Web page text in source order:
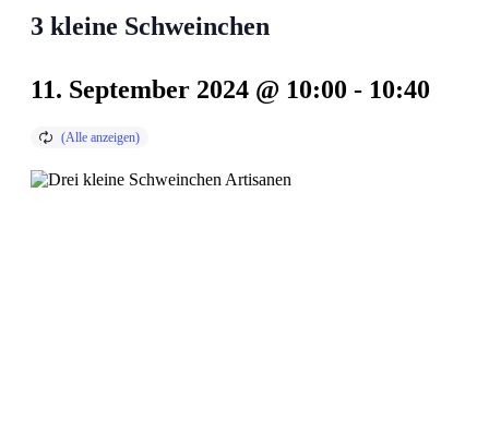
3 kleine Schweinchen
11. September 2024 @ 10:00 - 10:40